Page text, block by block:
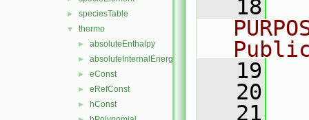
► speciesTable
▼ thermo
► absoluteEnthalpy
► absoluteInternalEnergy
► eConst
► eRefConst
► hConst
   18
   19
   20
   21